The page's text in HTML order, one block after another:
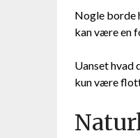
Nogle borde
kan være en
Uanset
kun være